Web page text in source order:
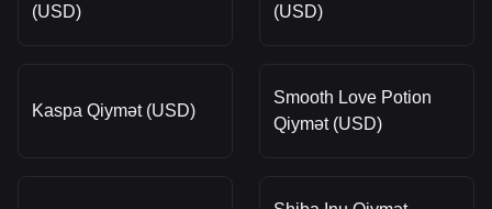
(USD)
(USD)
Kaspa Qiymət (USD)
Smooth Love Potion
Qiymət (USD)